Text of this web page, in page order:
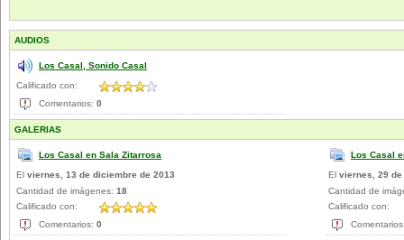
AUDIOS
Los Casal, Sonido Casal
Calificado con:
Comentarios: 0
GALERIAS
Los Casal en Sala Zitarrosa
El viernes, 13 de diciembre de 2013
Cantidad de imágenes: 18
Calificado con:
Comentarios: 0
Los Casal
El viernes, 29
Cantidad de
Calificado con: